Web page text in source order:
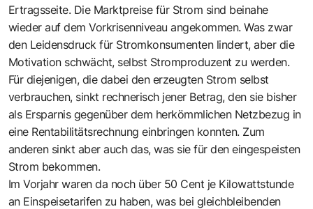
Ertragsseite. Die Marktpreise für Strom sind beinahe
wieder auf dem Vorkrisenniveau angekommen. Was zwar
den Leidensdruck für Stromkonsumenten lindert, aber die
Motivation schwächt, selbst Stromproduzent zu werden.
Für diejenigen, die dabei den erzeugten Strom selbst
verbrauchen, sinkt rechnerisch jener Betrag, den sie bisher
als Ersparnis gegenüber dem herkömmlichen Netzbezug in
eine Rentabilitätsrechnung einbringen konnten. Zum
anderen sinkt aber auch das, was sie für den eingespeisten
Strom bekommen.
Im Vorjahr waren da noch über 50 Cent je Kilowattstunde
an Einspeisetarifen zu haben, was bei gleichbleibenden